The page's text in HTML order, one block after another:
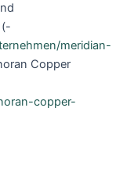
meridian-
Copper
copper-